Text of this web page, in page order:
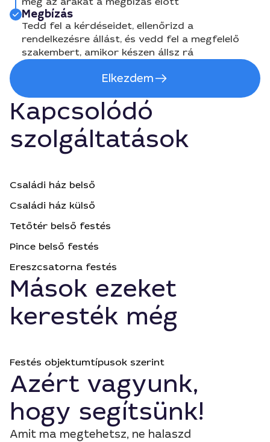
Megbízás
Tedd fel a kérdéseidet, ellenőrizd a
rendelkezésre állást, és vedd fel a megfelelő
szakembert, amikor készen állsz rá
Elkezdem
Kapcsolódó
szolgáltatások
Családi ház belső
Családi ház külső
Tetőtér belső festés
Pince belső festés
Ereszcsatorna festés
Mások ezeket
keresték még
Festés objektumtípusok szerint
Azért vagyunk,
hogy segítsünk!
Amit ma megtehetsz, ne halaszd